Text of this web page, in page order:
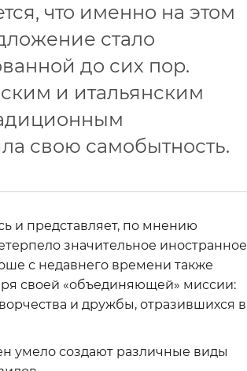
что именно на этом
стало
до сих пор.
и итальянским
свою самобытность.
и представляет, по мнению
значительное иностранное
с недавнего времени также
своей «объединяющей» миссии:
и дружбы, отразившихся в
умело создают различные виды